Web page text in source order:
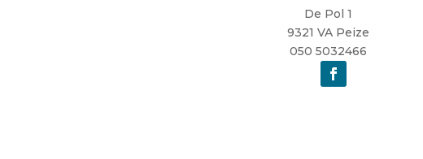
De Pol 1
9321 VA Peize
050 5032466